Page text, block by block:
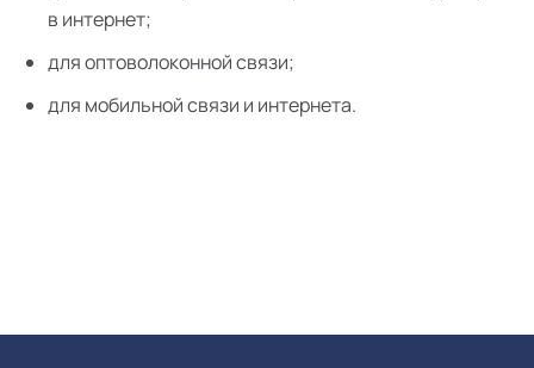
в интернет;
для оптоволоконной связи;
для мобильной связи и интернета.